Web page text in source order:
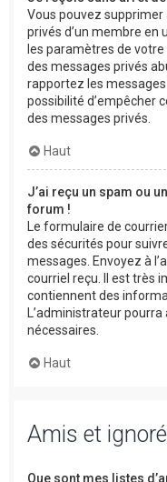
Vous pouvez
privés d’un membre en
les paramètres de
des messages privés
rapportez les
possibilité d’empêcher
des messages privés.
Haut
J’ai reçu un spam ou
forum !
Le formulaire de
des sécurités pour
messages. Envoyez à
courriel reçu. Il est très
contiennent des
L’administrateur
nécessaires.
Haut
Amis et
Que sont mes listes